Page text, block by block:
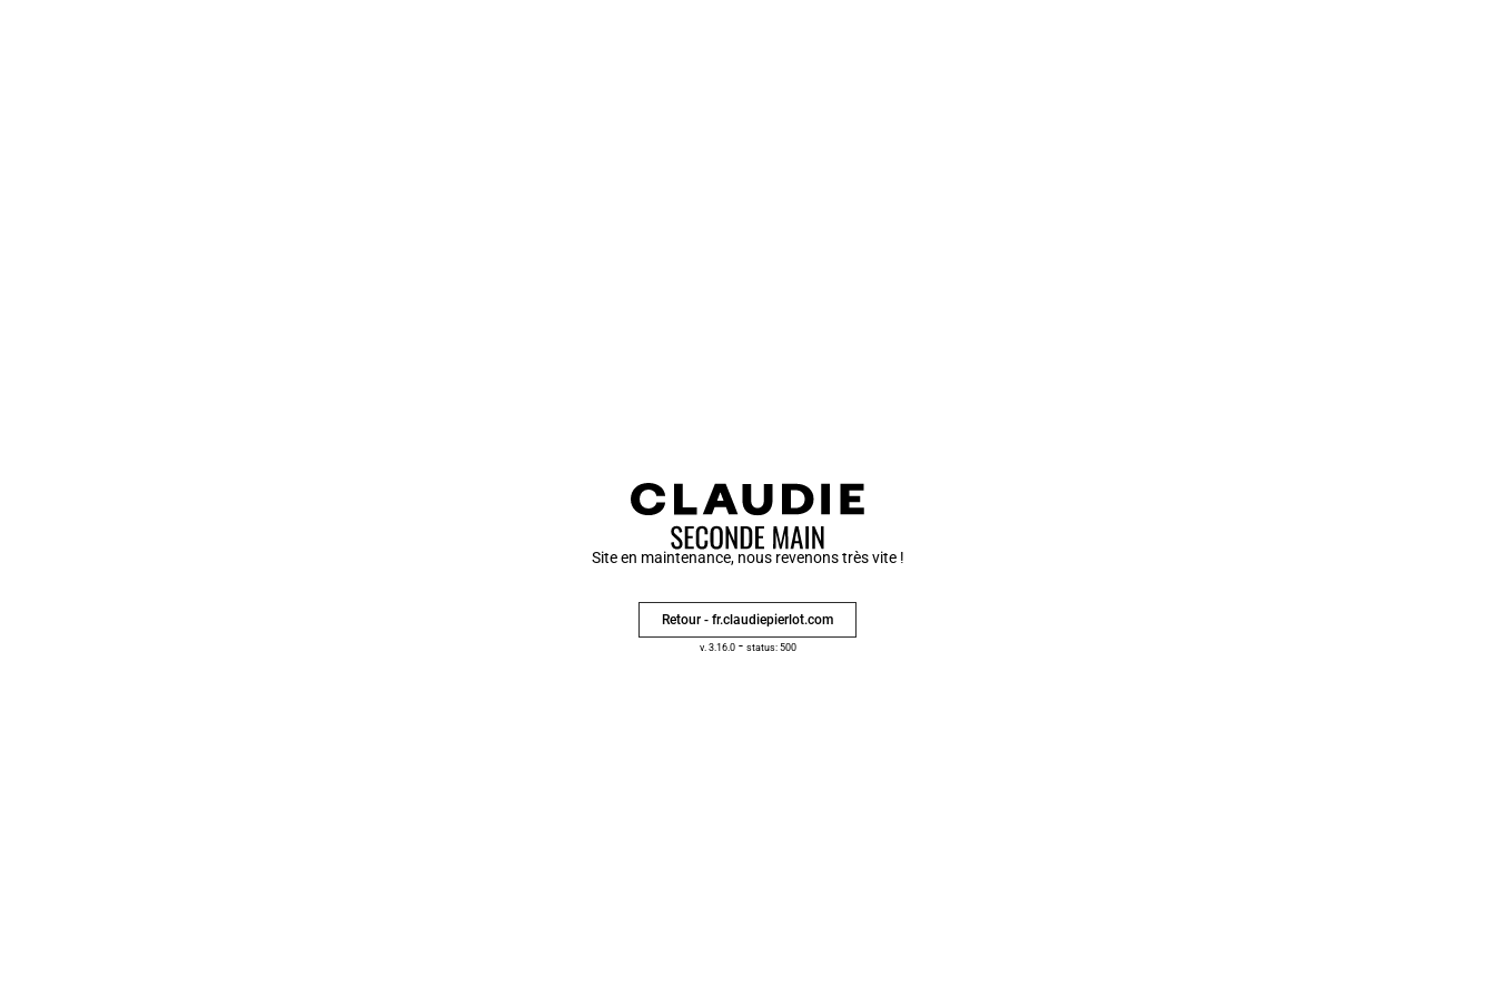
Site en maintenance, nous revenons très vite !
Retour - fr.claudiepierlot.com
v. 3.16.0- status: 500